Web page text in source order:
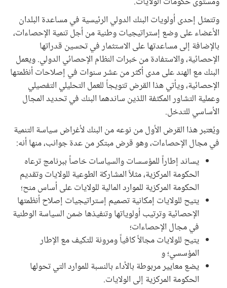
وتتمثل إحدى أولويات البنك الدولي الرئيسية في مساعدة البلدان
الأعضاء على وضع إستراتيجيات وطنية من أجل تنمية الإحصاءات،
بالإضافة إلى مساعدتها على الاستثمار في تحسين قدراتها
الإحصائية، والاستفادة من خبرات النظام الإحصائي الدولي. ويعمل
البنك مع الهند على مدى أكثر من عشر سنوات في إصلاحات أنظمتها
الإحصائية، ويأتي هذا القرض تتويجاً للعمل التحليلي التفصيلي
وعملية التشاور المكثفة اللذين ساندهما البنك في تحديد المجال
الأساسي للتدخل.
ويُعتبر هذا القرض الأول من نوعه من البنك لأغراض سياسة التنمية
في مجال الإحصاءات، وهو قرض مبتكر من عدة جوانب، منها أنه:
يساند إطاراً للمؤسسات والسياسات خاصاً ببرنامج ترعاه
الحكومة المركزية، مثلاً المشاركة الطوعية للولايات وتقديم
الحكومة المركزية للموارد المالية للولايات على أساس منح؛
يتيح للولايات إمكانية تصميم إستراتيجيات إصلاح أنظمتها
الإحصائية وترتيب أولوياتها وتنفيذها ضمن السياسة الوطنية
في مجال الإحصاءات؛
يتيح للولايات مجالاً كافياً ومرونة للتكيف مع الإطار
المؤسسي؛ و
يضع معايير مربوطة بالأداء بالنسبة للموارد التي تحولها
الحكومة المركزية إلى الولايات.